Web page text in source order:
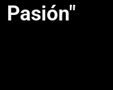
Pasión"